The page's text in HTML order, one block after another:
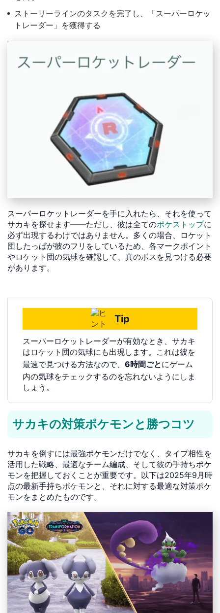
ストーリーラインのタスクを完了し、「スーパーロケッ
トレーダー」を獲得する
スーパーロケットレーダーを手に入れたら、それを使って
サカキを探せます——ただし、彼は全てのポケストップに
必ず出現するわけではありません。多くの場合、ロケット
団したっぱが彼のフリをしているため、各マークポイント
やロケット団の気球を確認して、真のボスを見つける必要
があります。
Tip
スーパーロケットレーダーが有効なとき、サカキ
はロケット団の気球にも出現します。これは彼を
最速で見つける方法なので、 6時間ごとにゲーム
内の気球をチェックするのを忘れないようにしま
しょう。
サカキの対策ポケモンと勝つコツ
サカキを倒すには最強ポケモンだけでなく、タイプ相性を
活用した戦略、最適なチーム編成、そして彼の手持ちポケ
モンを把握しておくことが重要です。以下は2025年9月時
点の最新手持ちポケモンと、それに対する最適な対策ポケ
モンをまとめたものです。